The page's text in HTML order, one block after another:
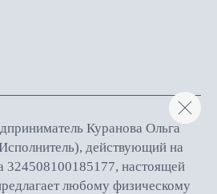
Куранова Ольга
действующий на
324508100185177, настоящей
любому физическому